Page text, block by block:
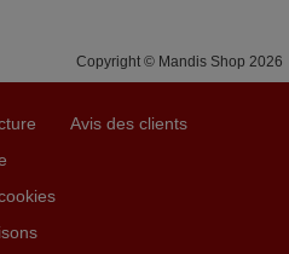
mai 2026
de remplacement pour le
Un avis provisoire avait été
dépassé, néanmoins j'ai
Copyright © Mandis Shop 2026
Avis des clients